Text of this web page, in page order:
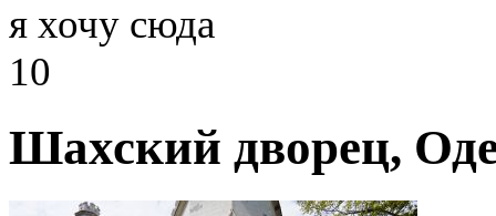
я хочу сюда
10
Шахский дворец,